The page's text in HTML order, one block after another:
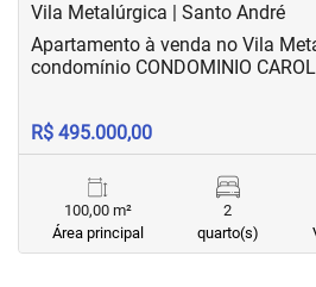
Vila Metalúrgica | Santo André
Apartamento à venda no Vila
condomínio CONDOMINIO
R$ 495.000,00
100,00 m²
Área principal
2
quarto(s)